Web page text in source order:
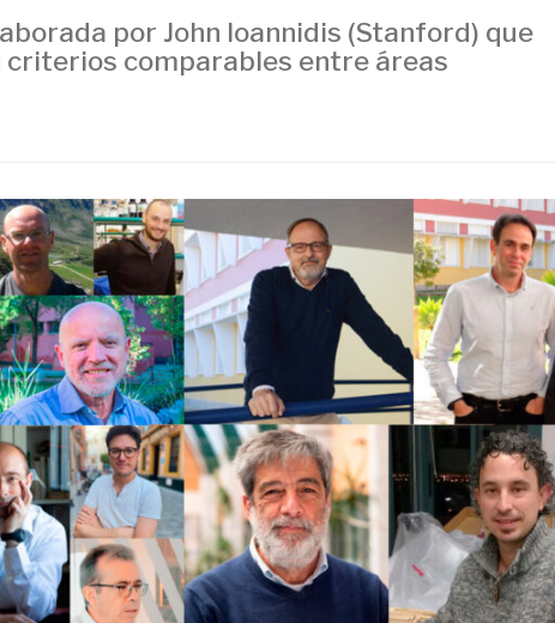
por John Ioannidis (Stanford) que
comparables entre áreas